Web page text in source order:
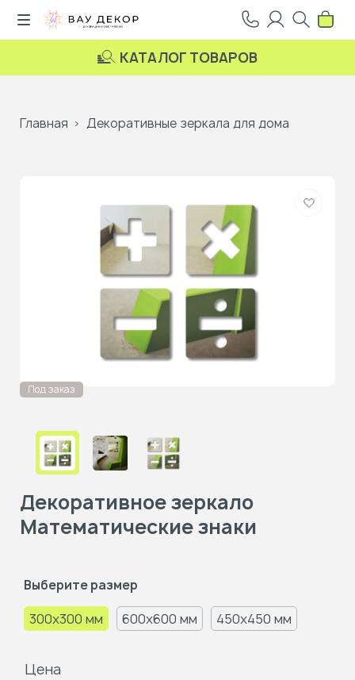
КАТАЛОГ ТОВАРОВ
Главная Декоративные зеркала для дома
Под заказ
Декоративное зеркало
Математические знаки
Выберите размер
300x300 мм 600x600 мм 450x450 мм
Цена